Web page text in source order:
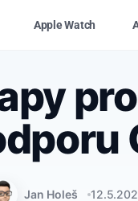
Apple Watch
Jan Holeš